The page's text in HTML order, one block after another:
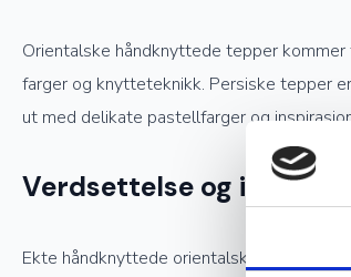
Orientalske håndknyttede tepper kommer
farger og knytteteknikk. Persiske tepper
ut med delikate pastellfarger og
Verdsettelse og
Ekte håndknyttede orientalske tepper er